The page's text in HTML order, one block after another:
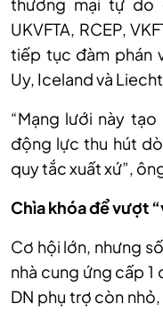
thương mại tự do
UKVFTA, RCEP,
tiếp tục đàm phán
Uy, Iceland và
“Mạng lưới này
động lực thu hút
quy tắc xuất xứ”,
Chìa khóa để vượt
Cơ hội lớn, nhưng
nhà cung ứng cấp 1
DN phụ trợ còn